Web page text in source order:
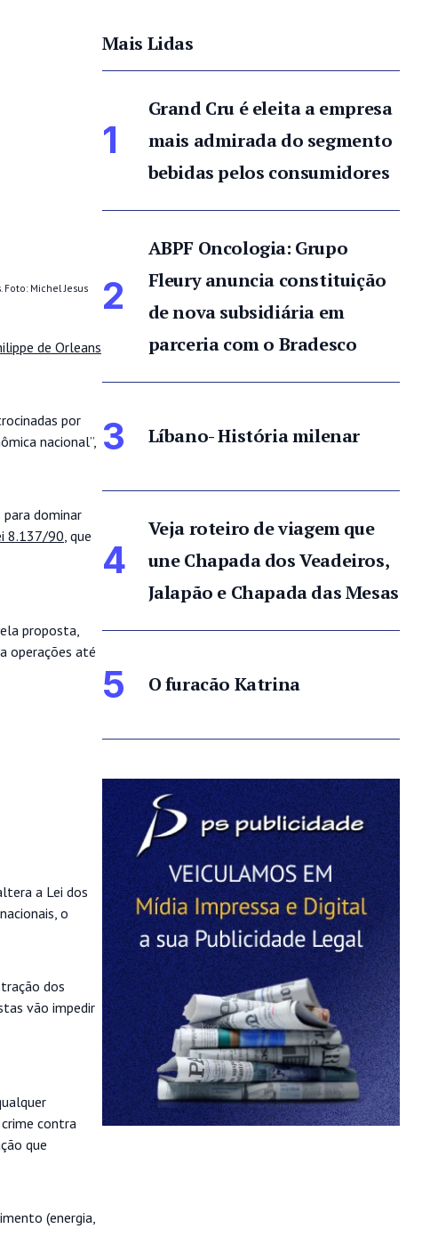
Michel Jesus
de Orleans
por
nacional”,
dominar
8.137/90 , que
proposta,
operações até
a Lei dos
o
dos
vão impedir
contra
que
(energia,
Mais Lidas
1
Grand Cru é eleita a empresa
mais admirada do segmento
bebidas pelos consumidores
2
ABPF Oncologia: Grupo
Fleury anuncia constituição
de nova subsidiária em
parceria com o Bradesco
3 Líbano- História milenar
4
Veja roteiro de viagem que
une Chapada dos Veadeiros,
Jalapão e Chapada das Mesas
5 O furacão Katrina